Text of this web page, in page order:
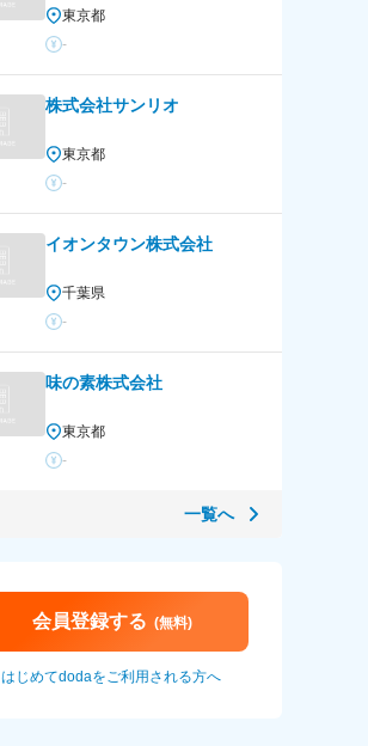
東京都
-
株式会社サンリオ
東京都
-
イオンタウン株式会社
千葉県
-
味の素株式会社
東京都
-
一覧へ
会員登録する (無料)
はじめてdodaをご利用される方へ